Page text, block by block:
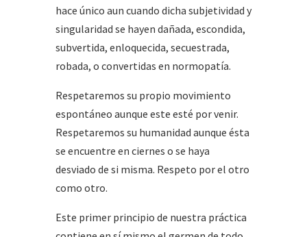
hace único aun cuando dicha subjetividad y
singularidad se hayen dañada, escondida,
subvertida, enloquecida, secuestrada,
robada, o convertidas en normopatía.
Respetaremos su propio movimiento
espontáneo aunque este esté por venir.
Respetaremos su humanidad aunque ésta
se encuentre en ciernes o se haya
desviado de si misma. Respeto por el otro
como otro.
Este primer principio de nuestra práctica